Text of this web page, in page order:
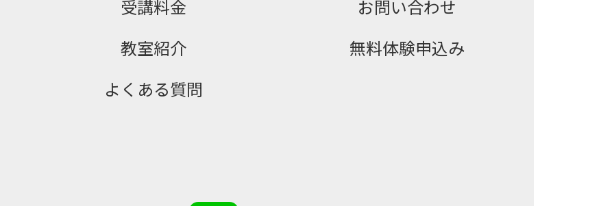
受講料金
教室紹介
よくある質問
お問い合わせ
無料体験申込み